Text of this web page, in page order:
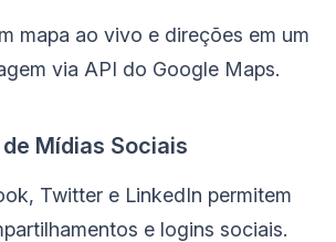
mapa ao vivo e direções em um
via API do Google Maps.
Mídias Sociais
Twitter e LinkedIn permitem
e logins sociais.